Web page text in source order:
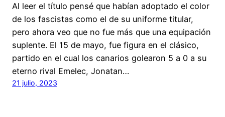
Al leer el título pensé que habían adoptado el color
de los fascistas como el de su uniforme titular,
pero ahora veo que no fue más que una equipación
suplente. El 15 de mayo, fue figura en el clásico,
partido en el cual los canarios golearon 5 a 0 a su
eterno rival Emelec, Jonatan…
21 julio, 2023